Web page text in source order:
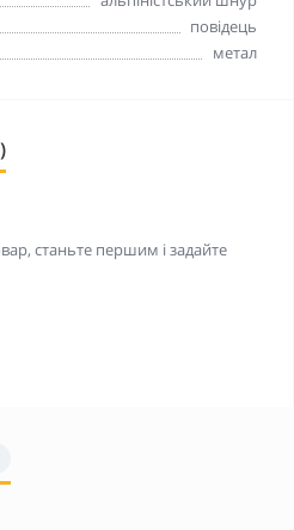
повідець
метал
станьте першим і задайте